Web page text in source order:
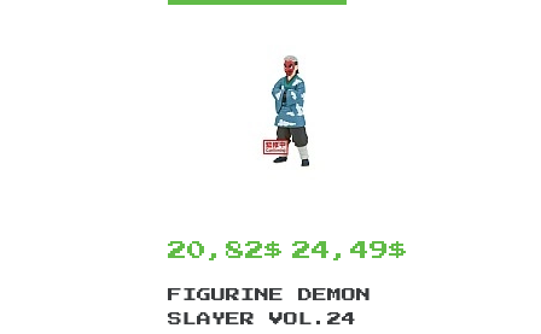
20,82$ 24,49$
FIGURINE DEMON
SLAYER VOL.24